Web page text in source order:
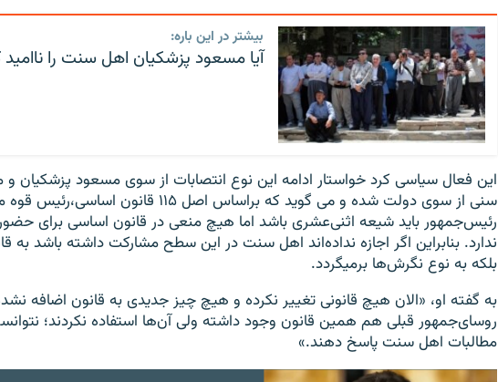
بیشتر در این باره:
آیا مسعود پزشکیان اهل سنت را ناامید
این فعال سیاسی کرد خواستار ادامه این نوع انتصابات از سوی مسعود پزشکیان و
سنی از سوی دولت شده و می گوید که براساس اصل ۱۱۵ قانون
رئیس‌جمهور باید شیعه اثنی‌عشری باشد اما هیچ منعی در قانون اساسی برای
ندارد. بنابراین اگر اجازه نداده‌اند اهل سنت در این سطح مشارکت داشته باشد به
بلکه به نوع نگرش‌ها برمیگردد.
به گفته او، «الان هیچ قانونی تغییر نکرده و هیچ چیز جدیدی به قانون اضافه
روسای‌جمهور قبلی هم همین قانون وجود داشته ولی آن‌ها استفاده نکردند؛
مطالبات اهل سنت پاسخ دهند.»